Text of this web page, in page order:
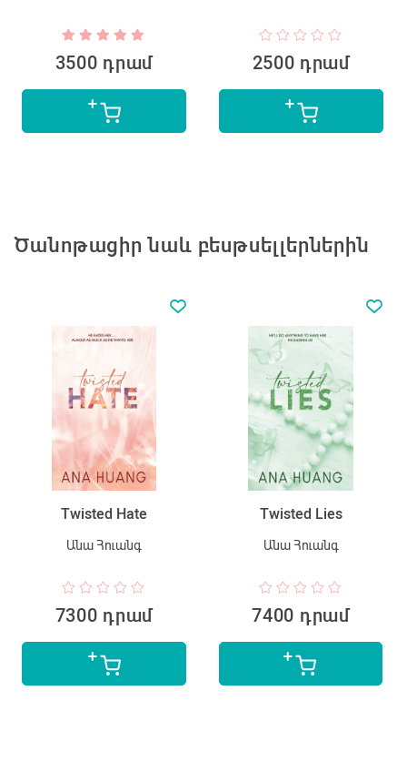
3500 դրամ 2500 դրամ
Ծանոթացիր նաև բեսթսելլերներին
Twisted Hate
Անա Հուանգ
7300 դրամ
Twisted Lies
Անա Հուանգ
7400 դրամ